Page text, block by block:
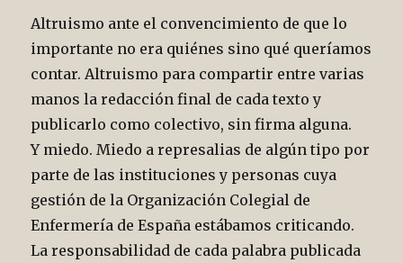
Altruismo ante el convencimiento de que lo
importante no era quiénes sino qué queríamos
contar. Altruismo para compartir entre varias
manos la redacción final de cada texto y
publicarlo como colectivo, sin firma alguna.
Y miedo. Miedo a represalias de algún tipo por
parte de las instituciones y personas cuya
gestión de la Organización Colegial de
Enfermería de España estábamos criticando.
La responsabilidad de cada palabra publicada